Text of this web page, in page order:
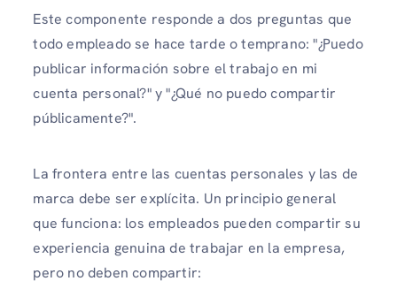
Este componente responde a dos preguntas que
todo empleado se hace tarde o temprano: "¿Puedo
publicar información sobre el trabajo en mi
cuenta personal?" y "¿Qué no puedo compartir
públicamente?".
La frontera entre las cuentas personales y las de
marca debe ser explícita. Un principio general
que funciona: los empleados pueden compartir su
experiencia genuina de trabajar en la empresa,
pero no deben compartir: